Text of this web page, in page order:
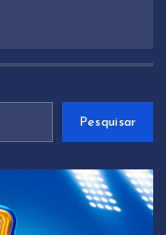
Pesquisar